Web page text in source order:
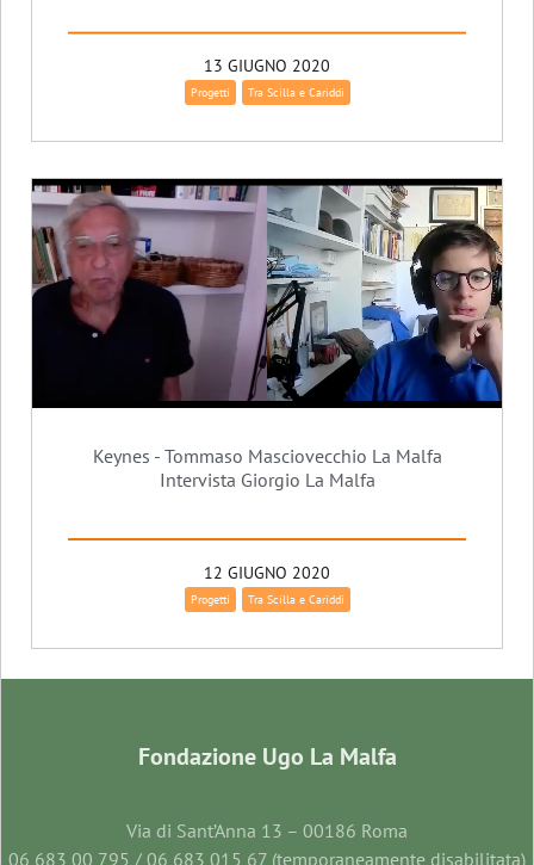
13 GIUGNO 2020
Progetti Tra Scilla e Cariddi
Keynes - Tommaso Masciovecchio La Malfa
Intervista Giorgio La Malfa
12 GIUGNO 2020
Progetti Tra Scilla e Cariddi
Fondazione Ugo La Malfa
Via di Sant’Anna 13 – 00186 Roma
06 683 00 795 / 06 683 015 67 (temporaneamente disabilitata)